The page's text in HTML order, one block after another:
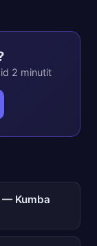
2 minutit
— Kumba